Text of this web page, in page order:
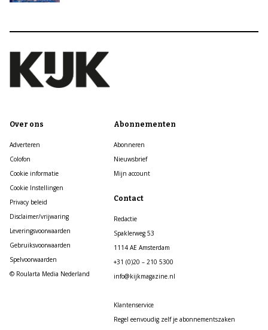
Over ons
Adverteren
Colofon
Cookie informatie
Cookie Instellingen
Privacy beleid
Disclaimer/vrijwaring
Leveringsvoorwaarden
Gebruiksvoorwaarden
Spelvoorwaarden
© Roularta Media Nederland
Abonnementen
Abonneren
Nieuwsbrief
Mijn account
Contact
Redactie
Spaklerweg 53
1114 AE Amsterdam
+31 (0)20 – 210 5300
info@kijkmagazine.nl
Klantenservice
Regel eenvoudig zelf je abonnementszaken